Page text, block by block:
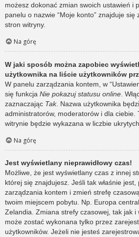
możesz dokonać zmian swoich ustawień i
panelu o nazwie “Moje konto” znajduje się
stron witryny.
Na górę
W jaki sposób można zapobiec
użytkownika na liście użytkowników
W panelu zarządzania kontem, w
się funkcja Nie pokazuj statusu online .
zaznaczając Tak. Nazwa użytkownika
administratorów, moderatorów i dla ciebie.
witrynie będzie wykazana w liczbie
Na górę
Jest wyświetlany nieprawidłowy czas!
Możliwe, że jest wyświetlany czas z innej
której się znajdujesz. Jeśli tak właśnie
zarządzania kontem i zmień strefę
twoim miejscem pobytu. Np. Europa
Zelandia. Zmiana strefy czasowej, tak jak i
może zostać wykonana tylko przez
użytkowników. Jeżeli nie jesteś